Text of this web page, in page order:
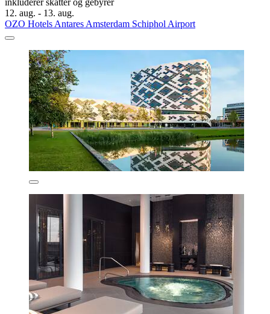
12. aug. - 13. aug.
OZO Hotels Antares Amsterdam Schiphol Airport